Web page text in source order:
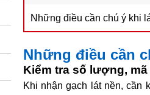
Những điều cần chú ý khi
Những điều cần
Kiểm tra số lượng,
Khi nhận gạch lát nền, cần